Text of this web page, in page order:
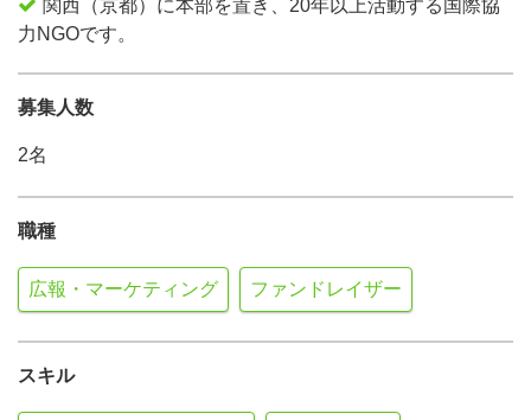
関西（京都）に本部を置き、20年以上活動する国際協
力NGOです。
募集人数
2名
職種
広報・マーケティング ファンドレイザー
スキル